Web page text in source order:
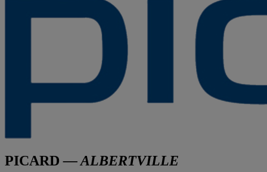
PICARD— ALBERTVILLE